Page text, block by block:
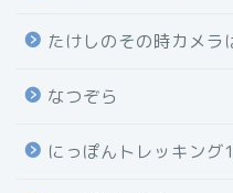
たけしのその時カメラ
なつぞら
にっぽんトレッキング